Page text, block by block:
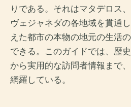
りである。それはマタデロス
ヴェジャネダの各地域を貫通
えた都市の本物の地元の生活
できる。このガイドでは、歴
から実用的な訪問者情報まで
網羅している。